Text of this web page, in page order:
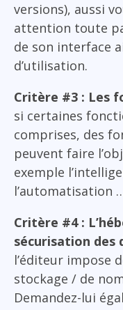
versions), aussi
attention toute
de son interface
d’utilisation.
Critère #3 : Les
si certaines
comprises, des
peuvent faire
exemple
l’automatisation
Critère #4 :
sécurisation des
l’éditeur impose
stockage / de
Demandez-lui